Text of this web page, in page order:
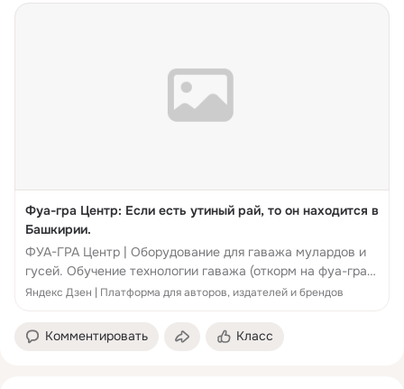
Фуа-гра Центр: Если есть утиный рай, то он находится в
Башкирии.
ФУА-ГРА Центр | Оборудование для гаважа мулардов и
гусей. Обучение технологии гаважа (откорм на фуа-гра).
www.foiegras-centr.com/ Как я уже писал, самую
Яндекс Дзен | Платформа для авторов, издателей и брендов
Комментировать Класс